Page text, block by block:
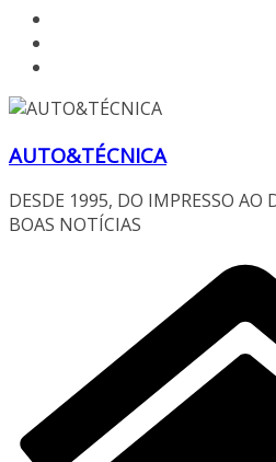
AUTO&TÉCNICA
DESDE 1995, DO IMPRESSO AO
BOAS NOTÍCIAS